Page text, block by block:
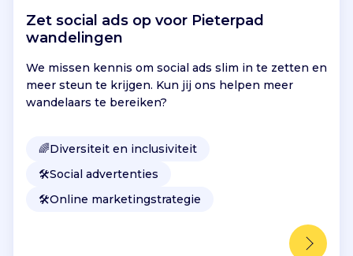
Zet social ads op voor Pieterpad
wandelingen
We missen kennis om social ads slim in te zetten en
meer steun te krijgen. Kun jij ons helpen meer
wandelaars te bereiken?
🌈Diversiteit en inclusiviteit
🛠️Social advertenties
🛠️Online marketingstrategie